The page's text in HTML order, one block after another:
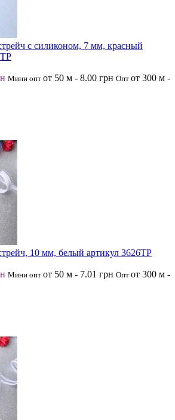
с силиконом, 7 мм, красный
Мини опт от 50 м - 8.00 грн Опт от 300 м -
10 мм, белый артикул 3626ТР
Мини опт от 50 м - 7.01 грн Опт от 300 м -